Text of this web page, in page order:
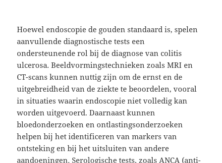
Hoewel endoscopie de gouden standaard is, spelen
aanvullende diagnostische tests een
ondersteunende rol bij de diagnose van colitis
ulcerosa. Beeldvormingstechnieken zoals MRI en
CT-scans kunnen nuttig zijn om de ernst en de
uitgebreidheid van de ziekte te beoordelen, vooral
in situaties waarin endoscopie niet volledig kan
worden uitgevoerd. Daarnaast kunnen
bloedonderzoeken en ontlastingsonderzoeken
helpen bij het identificeren van markers van
ontsteking en bij het uitsluiten van andere
aandoeningen. Serologische tests, zoals ANCA (anti-